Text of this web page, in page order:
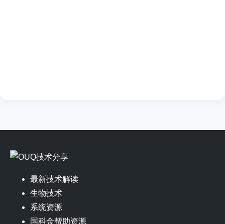
最新技术解读
生物技术
系统资源
国科金帮助资源